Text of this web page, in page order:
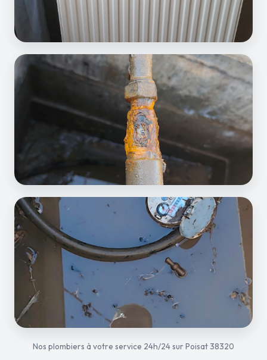
Nos plombiers à votre service 24h/24 sur Poisat 38320